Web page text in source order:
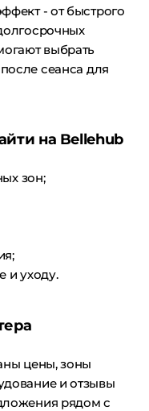
- от быстрого
выбрать
сеанса для
на Bellehub
зон;
и уходу.
цены, зоны
и отзывы
рядом с